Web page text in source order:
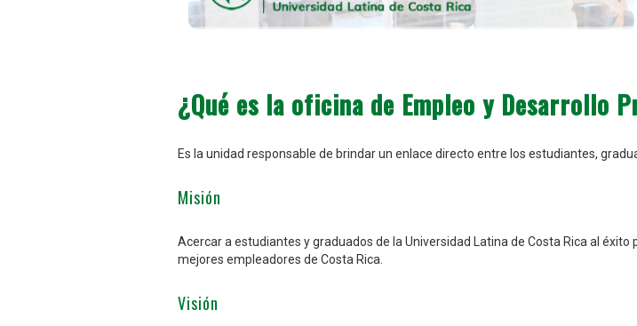
¿Qué es la oficina de Empleo y Desarrollo
Es la unidad responsable de brindar un enlace directo entre los estudiantes,
Misión
Acercar a estudiantes y graduados de la Universidad Latina de Costa Rica al
mejores empleadores de Costa Rica.
Visión